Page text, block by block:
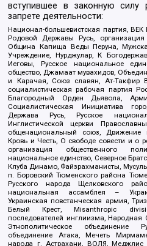
вступившее в законную силу
запрете деятельности:
Национал-большевистская партия,
Родовой Державы Русь,
Община Капища Веды Перуна,
Учреждение, Нурджулар, К
Иеговы, Русское национальное
общество, Джамаат мувахидов,
и Карачая, Союз славян, Ат-Такфир
социалистическая рабочая партия
Благородный Орден Дьявола,
Социалистическая Инициатива
Держава Русь, Русское
Инглистической церкви
общенациональный союз, Движение
Кровь и Честь, О свободе совести и о
организация общественного
национальное единство, Северное
Клуба Динамо, Файзрахманисты,
п. Боровский Тюменского района
Русского народа Щелковского
национальная ассамблея –
Украинская повстанческая армия,
Белый Крест, Misanthropic
последователей инглиизма,
Этнополитическое объединение
объединение Атака, Мечеть
народа г. Астрахани, ВОЛЯ, Меджлис